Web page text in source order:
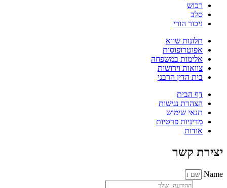
רכוש
סלב
ניכור הורי
תלונות שווא
אפוטרופוסות
אלימות במשפחה
צוואות וירושות
בית הדין הרבני
דף הבית
הצהרת נגישות
תנאי שימוש
מדיניות פרטיות
אודות
יצירת קשר
Name